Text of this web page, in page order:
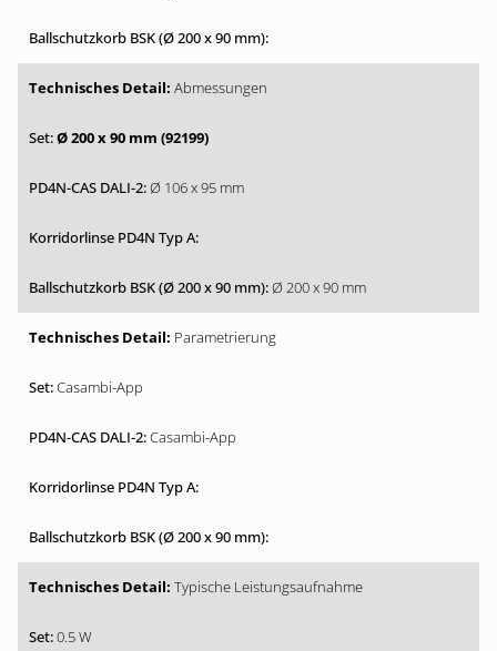
Abmessungen
Ø 200 x 90 mm (92199)
Ø 106 x 95 mm
Ø 200 x 90 mm
Parametrierung
Casambi-App
Casambi-App
Typische Leistungsaufnahme
0.5 W